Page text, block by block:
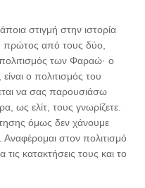
στιγμή στην ιστορία
πρώτος από τους δύο,
πολιτισμός των Φαραώ· ο
ο πολιτισμός του
να σας παρουσιάσω
ως ελίτ, τους γνωρίζετε.
όμως δεν χάνουμε
Αναφέρομαι στον πολιτισμό
κατακτήσεις τους και το